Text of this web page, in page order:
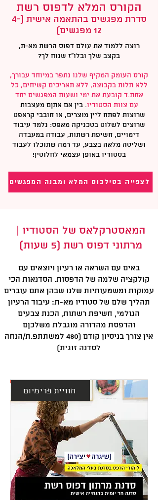
הקורס המלא לדפוס רשת
סדרת מפגשים בהתאמה אישית (4-
12 מפגשים)
רוצה ללמוד את עולם דפוס הרשת מא-ת,
בקצב שלך ובלו״ז שנוח לך?
קורס העומק המקיף שלנו נתפר במיוחד עבורך,
ללא תלות בקבוצה, ללא תאריכים קשיחים, כל
אחת.ד קובעת את ימי ושעות המפגשים יחד
עם צוות הסטודיו. בין אם אתןם מעצבות
שרוצות לפתח ליין מוצרים, או חובבי קראפט
שרוצים לשלוט בטכניקה מאפס: נלמד עיבוד
דימויים, חשיפת רשתות, עבודה במעבדה
ושליטה מלאה בצבע, עד רמה שתוכלו לעבוד
בסטודיו באופן עצמאי לחלוטין!
לצפייה בסילבוס המלא ומבנה המפגשים
המאסטרקלאס של הסטודיו |
מרתוני דפוס רשת (5 שעות)
באים עם השראה או רעיון ויוצאים עם
קולקציה שלמה של הדפסות. הסדנאות הכי
עמוקות ומשמעותיות שלנו שבהן אתם עוברים
תהליך שלם של סטודיו מא-ת: עיבוד הרעיון
הגולמי, חשיפת רשתות, הכנת צבעים
והדפסת מהדורה מוגבלת משלכןם
אין צורך בניסיון קודם
(480 למשתתפ.ת/הנחה
לסדנה זוגית)
חוויית פרימיום